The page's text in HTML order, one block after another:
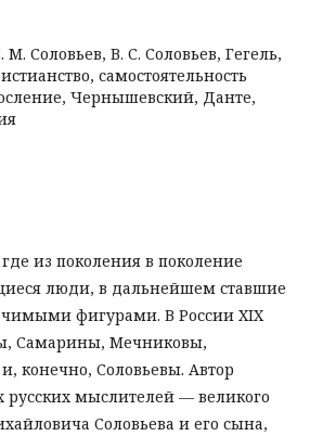
М. Соловьев, В. С. Соловьев, Гегель,
самостоятельность
Чернышевский, Данте,
из поколения в поколение
люди, в дальнейшем ставшие
фигурами. В России XIX
Самарины, Мечниковы,
конечно, Соловьевы. Автор
русских мыслителей — великого
Соловьева и его сына,